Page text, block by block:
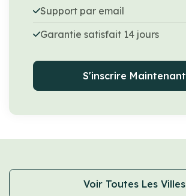
Support par email
Garantie satisfait 14 jours
S'inscrire Maintenant
Voir Toutes Les Villes